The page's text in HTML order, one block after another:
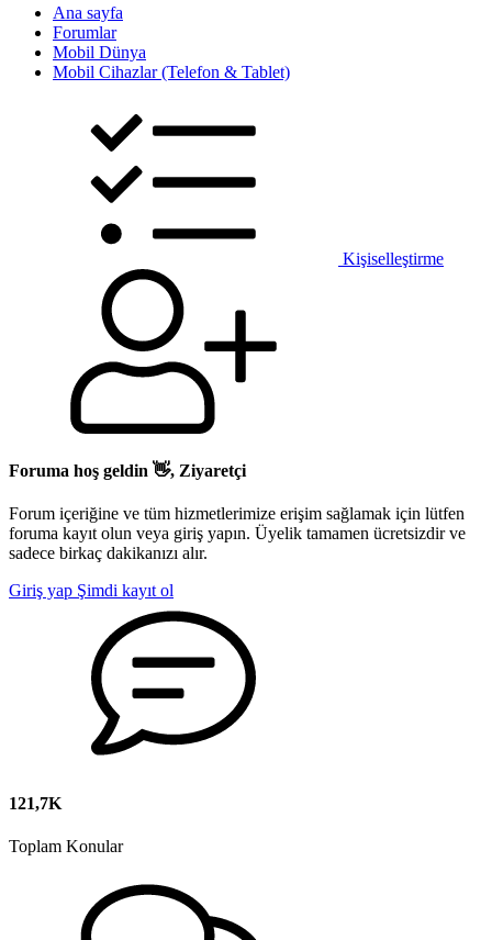
Ana sayfa
Forumlar
Mobil Dünya
Mobil Cihazlar (Telefon & Tablet)
Kişiselleştirme
Foruma hoş geldin 👋, Ziyaretçi
Forum içeriğine ve tüm hizmetlerimize erişim sağlamak için lütfen
foruma kayıt olun veya giriş yapın. Üyelik tamamen ücretsizdir ve
sadece birkaç dakikanızı alır.
Giriş yap Şimdi kayıt ol
121,7K
Toplam Konular